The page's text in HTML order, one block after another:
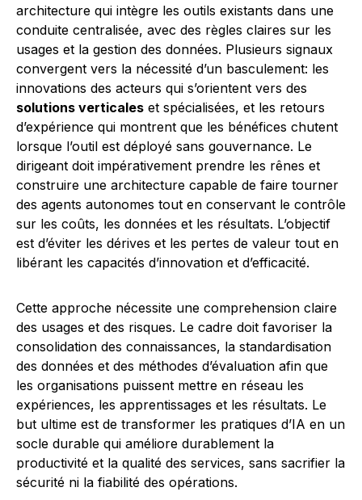
architecture qui intègre les outils existants dans une
conduite centralisée, avec des règles claires sur les
usages et la gestion des données. Plusieurs signaux
convergent vers la nécessité d’un basculement: les
innovations des acteurs qui s’orientent vers des
solutions verticales et spécialisées, et les retours
d’expérience qui montrent que les bénéfices chutent
lorsque l’outil est déployé sans gouvernance. Le
dirigeant doit impérativement prendre les rênes et
construire une architecture capable de faire tourner
des agents autonomes tout en conservant le contrôle
sur les coûts, les données et les résultats. L’objectif
est d’éviter les dérives et les pertes de valeur tout en
libérant les capacités d’innovation et d’efficacité.
Cette approche nécessite une comprehension claire
des usages et des risques. Le cadre doit favoriser la
consolidation des connaissances, la standardisation
des données et des méthodes d’évaluation afin que
les organisations puissent mettre en réseau les
expériences, les apprentissages et les résultats. Le
but ultime est de transformer les pratiques d’IA en un
socle durable qui améliore durablement la
productivité et la qualité des services, sans sacrifier la
sécurité ni la fiabilité des opérations.